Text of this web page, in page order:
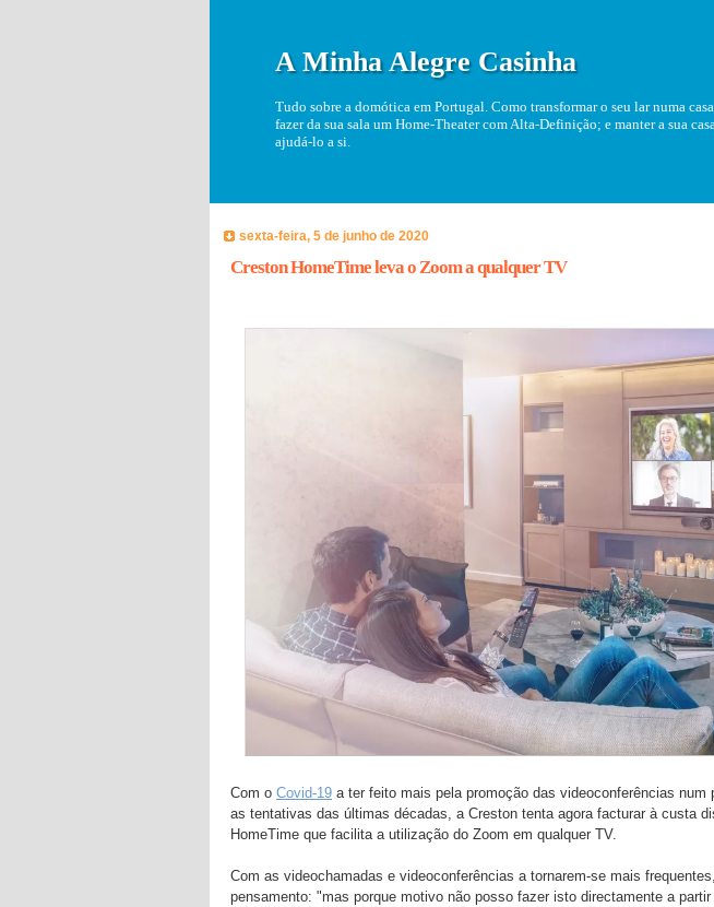
A Minha Alegre Casinha
Tudo sobre a domótica em Portugal. Como transformar o seu lar numa
fazer da sua sala um Home-Theater com Alta-Definição; e manter a sua
ajudá-lo a si.
sexta-feira, 5 de junho de 2020
Creston HomeTime leva o Zoom a qualquer TV
Com o Covid-19 a ter feito mais pela promoção das videoconferências num
as tentativas das últimas décadas, a Creston tenta agora facturar à custa
HomeTime que facilita a utilização do Zoom em qualquer TV.
Com as videochamadas e videoconferências a tornarem-se mais
pensamento: "mas porque motivo não posso fazer isto directamente a